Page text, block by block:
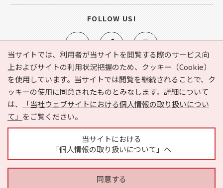
当サイトでは、利用者が当サイトを閲覧する際のサービス向
上およびサイトの利用状況把握のため、クッキー（Cookie）
を使用しています。当サイトでは閲覧を継続されることで、ク
ッキーの使用に同意されたものとみなします。詳細について
は、
「当社ウェブサイトにおける個人情報の取り扱いについ
て」 をご覧ください。
当サイトにおける
「個人情報の取り扱いについて」へ
同意する
e-NAVITA（イーナビタ）とは？ お気に入り
ヘルプ
利用規約
個人情報の取り扱いについて
運営会社
サイトマップ
広告掲載に関するお問い合わせ
FOLLOW US!